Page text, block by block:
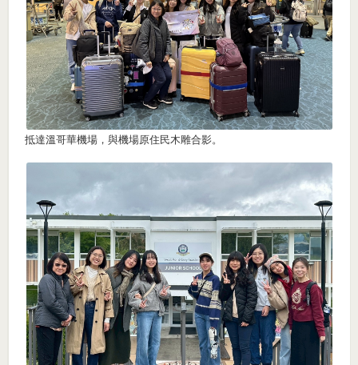
抵達溫哥華機場，與機場原住民木雕合影。